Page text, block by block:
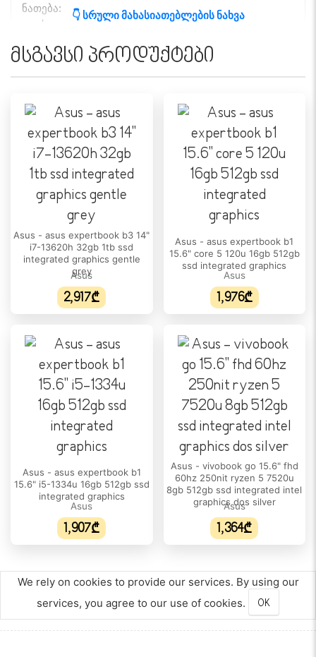
ნათება:
დიახ
ᲔᲙᲠᲐᲜᲘ
დიაგონალი:
გარჩევადობა:
1920 x 1200
ეკრანის ტიპი:
IPS
ეკრანის ფორმატი:
განახლების სიხშირე:
ეკრანის ზედაპირი:
Anti-glare
DCI-P3 ფერთა დიაპაზონი:
100%
სტატიკური კონტრასტულობის კოეფიციენტი:
1000:1
ეკრანის დაყოვნების დრო:
ხედვის კუთხე:
170 °
სიკაშკაშე:
300 nits
დიახ
Nvidia G-Sync:
👇 სრული მახასიათებლების ნახვა
მსგავსი პროდუქტები
Asus - asus expertbook b3 14"
i7-13620h 32gb 1tb ssd
integrated graphics gentle
grey
Asus
2,917₾
Asus - asus expertbook b1
15.6" core 5 120u 16gb 512gb
ssd integrated graphics
Asus
1,976₾
Asus - asus expertbook b1
15.6" i5-1334u 16gb 512gb ssd
integrated graphics
Asus
1,907₾
Asus - vivobook go 15.6" fhd
60hz 250nit ryzen 5 7520u
8gb 512gb ssd integrated intel
graphics dos silver
Asus
1,364₾
We rely on cookies to provide our services. By using our
services, you agree to our use of cookies.
OK